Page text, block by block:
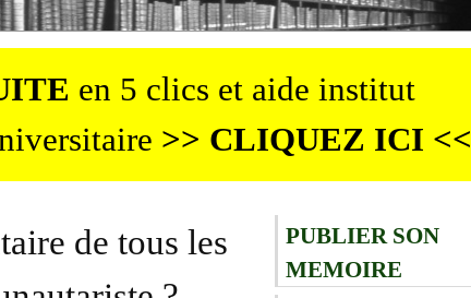
en 5 clics et aide institut
>> CLIQUEZ ICI <<
de tous les
PUBLIER SON
MEMOIRE